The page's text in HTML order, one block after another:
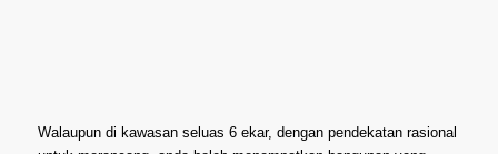
Walaupun di kawasan seluas 6 ekar, dengan pendekatan rasional